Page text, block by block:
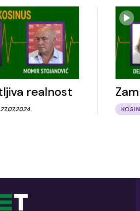
realnost
27.07.2024.